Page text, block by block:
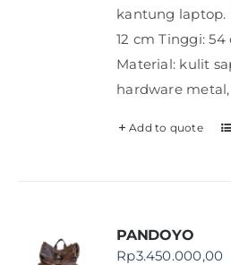
kantung laptop.
12 cm Tinggi:
Material: kulit
hardware
Add to quote
PANDOYO
Rp3.450.000,00